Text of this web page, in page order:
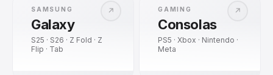
↗
SAMSUNG
Galaxy
S25 · S26 · Z Fold · Z
Flip · Tab
↗
GAMING
Consolas
PS5 · Xbox · Nintendo ·
Meta